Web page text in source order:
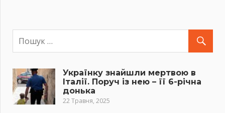
Українку знайшли мертвою в
Італії. Поруч із нею – її 6-річна
донька
22 Травня, 2025